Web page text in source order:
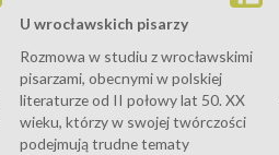
U wrocławskich pisarzy
Rozmowa w studiu z wrocławskimi
pisarzami, obecnymi w polskiej
literaturze od II połowy lat 50. XX
wieku, którzy w swojej twórczości
podejmują trudne tematy